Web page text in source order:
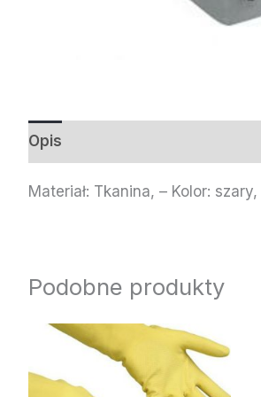
Opis
Materiał: Tkanina, – Kolor: szary,
Podobne produkty